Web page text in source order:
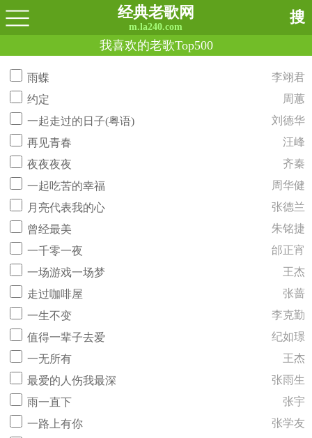
经典老歌网
m.la240.com
搜
我喜欢的老歌Top500
雨蝶
李翊君
约定
周蕙
一起走过的日子(粤语)
刘德华
再见青春
汪峰
夜夜夜夜
齐秦
一起吃苦的幸福
周华健
月亮代表我的心
张德兰
曾经最美
朱铭捷
一千零一夜
邰正宵
一场游戏一场梦
王杰
走过咖啡屋
张蔷
一生不变
李克勤
值得一辈子去爱
纪如璟
一无所有
王杰
最爱的人伤我最深
张雨生
雨一直下
张宇
一路上有你
张学友